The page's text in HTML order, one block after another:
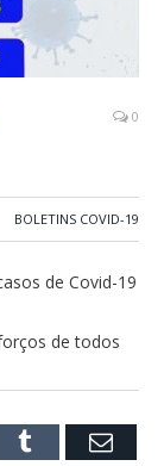
0
BOLETINS COVID-19
de Covid-19
de todos
Tumblr Email